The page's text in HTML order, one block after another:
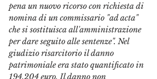
pena un nuovo ricorso con richiesta di
nomina di un commissario "ad acta"
che si sostituisca all'amministrazione
per dare seguito alle sentenze". Nel
giudizio risarcitorio il danno
patrimoniale era stato quantificato in
194.204 euro. Il danno non